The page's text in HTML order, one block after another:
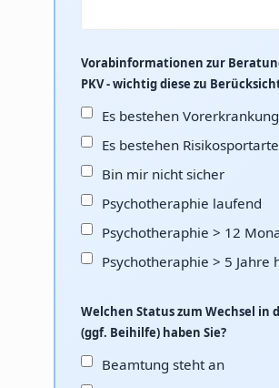
Vorabinformationen zur
PKV - wichtig diese zu
Es bestehen
Es bestehen
Bin mir nicht sicher
Psychotheraphie laufend
Psychotheraphie > 12
Psychotheraphie > 5 Jahre
Welchen Status zum Wechsel in
(ggf. Beihilfe) haben Sie?
Beamtung steht an